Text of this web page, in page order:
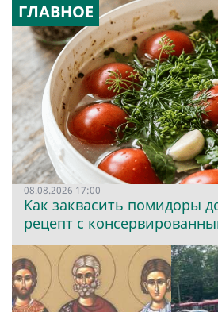
ГЛАВНОЕ
08.08.2026 17:00
Как заквасить помидоры
рецепт с